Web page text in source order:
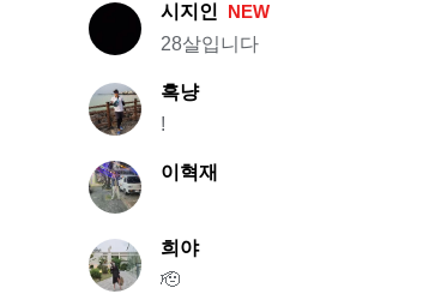
시지인
NEW
28살입니다
흑냥
!
이혁재
희야
🫡